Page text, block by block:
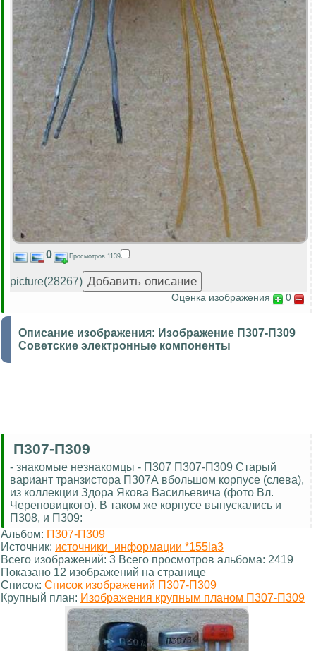
0 Просмотров 1139
picture(28267)
Оценка изображения 0
Описание изображения: Изображение П307-П309
Советские электронные компоненты
П307-П309
- знакомые незнакомцы - П307 П307-П309 Старый
вариант транзистора П307А вбольшом корпусе (слева),
из коллекции Здора Якова Васильевича (фото Вл.
Череповицкого). В таком же корпусе выпускались и
П308, и П309:
Альбом: П307-П309
Источник: источники_информации *155la3
Всего изображений: 3 Всего просмотров альбома: 2419
Показано 12 изображений на странице
Список: Список изображений П307-П309
Крупный план: Изображения крупным планом П307-П309